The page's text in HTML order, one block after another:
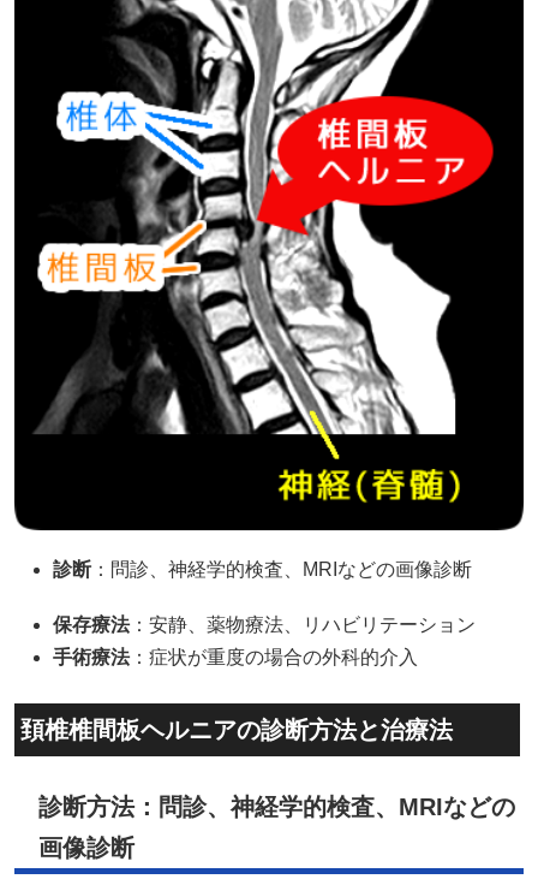
診断 ：問診、神経学的検査、MRIなどの画像診断
保存療法：安静、薬物療法、リハビリテーション
手術療法：症状が重度の場合の外科的介入
頚椎椎間板ヘルニアの診断方法と治療法
診断方法：問診、神経学的検査、MRIなどの
画像診断